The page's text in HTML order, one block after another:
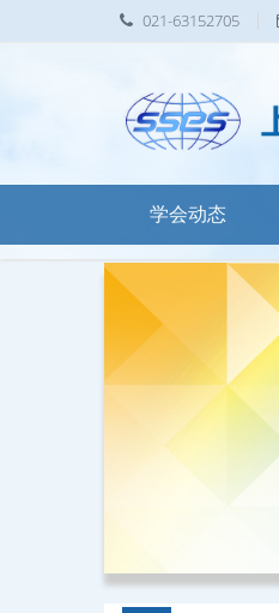
021-63152705
学会动态